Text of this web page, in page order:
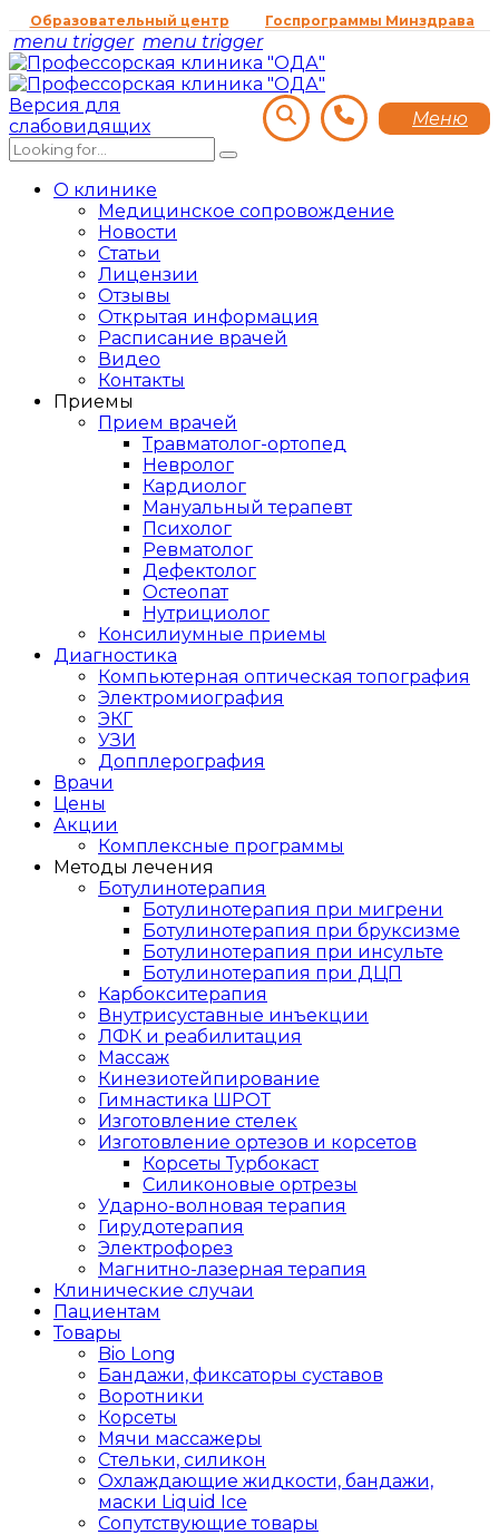
Образовательный центр Госпрограммы Минздрава
menu trigger menu trigger
Меню
Версия для
слабовидящих
О клинике
Медицинское сопровождение
Новости
Статьи
Лицензии
Отзывы
Открытая информация
Расписание врачей
Видео
Контакты
Приемы
Прием врачей
Травматолог-ортопед
Невролог
Кардиолог
Мануальный терапевт
Психолог
Ревматолог
Дефектолог
Остеопат
Нутрициолог
Консилиумные приемы
Диагностика
Компьютерная оптическая топография
Электромиография
ЭКГ
УЗИ
Допплерография
Врачи
Цены
Акции
Комплексные программы
Методы лечения
Ботулинотерапия
Ботулинотерапия при мигрени
Ботулинотерапия при бруксизме
Ботулинотерапия при инсульте
Ботулинотерапия при ДЦП
Карбокситерапия
Внутрисуставные инъекции
ЛФК и реабилитация
Массаж
Кинезиотейпирование
Гимнастика ШРОТ
Изготовление стелек
Изготовление ортезов и корсетов
Корсеты Турбокаст
Силиконовые ортрезы
Ударно-волновая терапия
Гирудотерапия
Электрофорез
Магнитно-лазерная терапия
Клинические случаи
Пациентам
Товары
Bio Long
Бандажи, фиксаторы суставов
Воротники
Корсеты
Мячи массажеры
Стельки, силикон
Охлаждающие жидкости, бандажи,
маски Liquid Ice
Сопутствующие товары